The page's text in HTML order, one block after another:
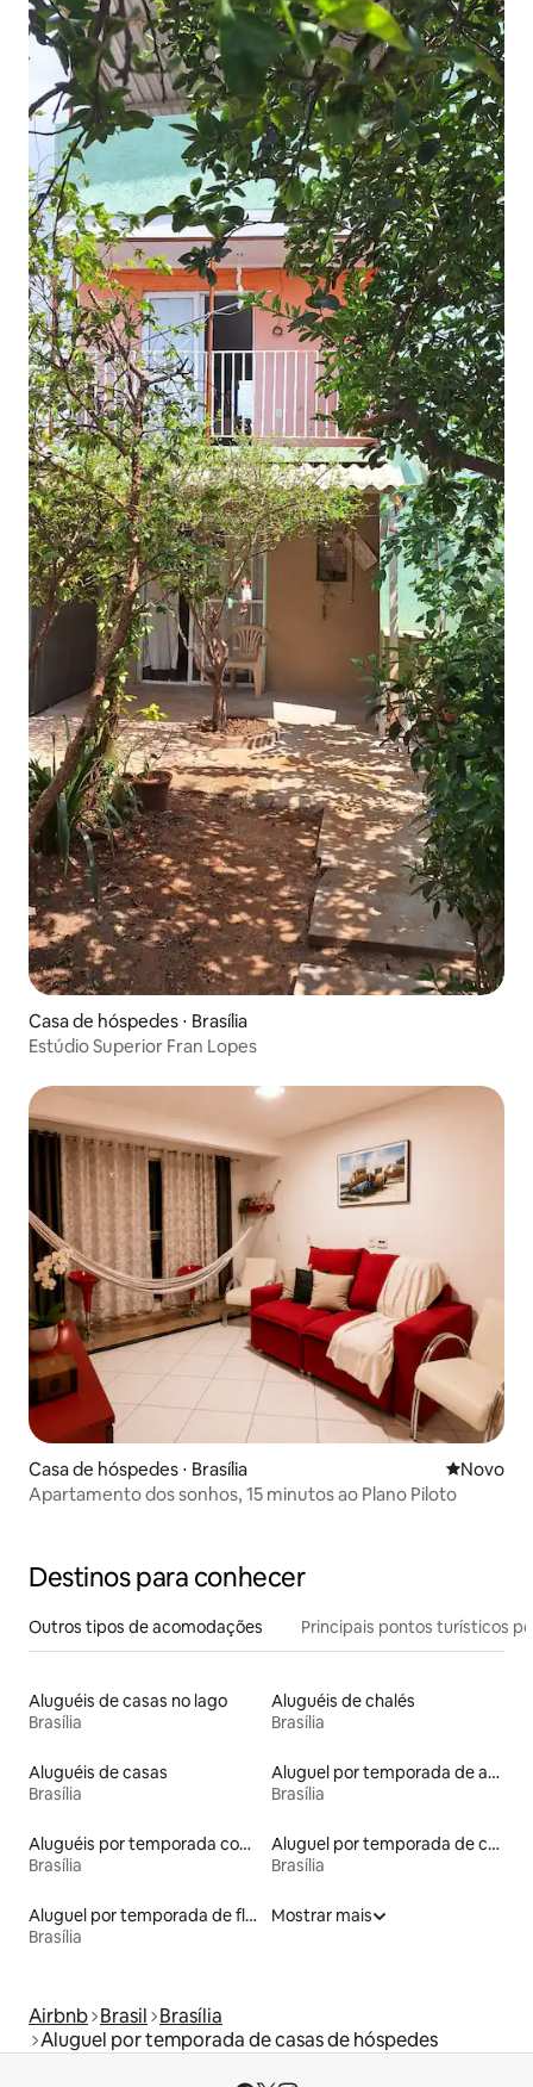
Casa de hóspedes ⋅ Brasília
Estúdio Superior Fran Lopes
Casa de hóspedes ⋅ Brasília Novo
Novo
Apartamento dos sonhos, 15 minutos ao Plano Piloto
Destinos para conhecer
Outros tipos de acomodações Principais pontos turísticos
Aluguéis de casas no lago
Brasília
Aluguéis de chalés
Brasília
Aluguéis de casas
Brasília
Aluguel por temporada de apart-hotéis
Brasília
Aluguéis por temporada com banheira de hidromassagem
Brasília
Aluguel por temporada de contêineres
Brasília
Aluguel por temporada de flats
Brasília
Mostrar mais
Airbnb Brasil Brasília
Aluguel por temporada de casas de hóspedes